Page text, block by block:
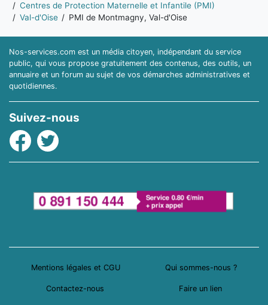
Centres de Protection Maternelle et Infantile (PMI)
Val-d'Oise
PMI de Montmagny, Val-d'Oise
Nos-services.com est un média citoyen, indépendant du service
public, qui vous propose gratuitement des contenus, des outils, un
annuaire et un forum au sujet de vos démarches administratives et
quotidiennes.
Suivez-nous
Facebook
Twitter
Mentions légales et CGU Qui sommes-nous ?
Contactez-nous Faire un lien